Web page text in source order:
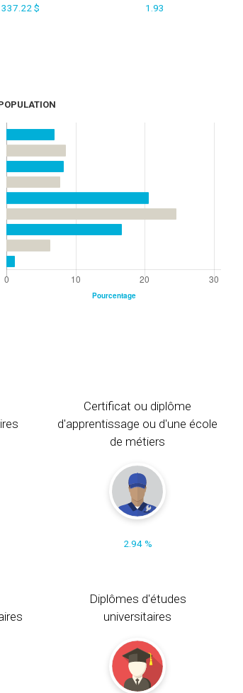
$ 1.93
Certificat ou diplôme
d'apprentissage ou d'une école
de métiers
2.94 %
Diplômes d'études
universitaires